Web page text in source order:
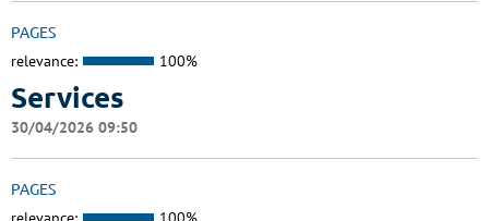
PAGES
relevance: 100%
Services
30/04/2026 09:50
PAGES